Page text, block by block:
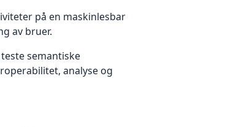
på en maskinlesbar
av bruer.
semantiske
analyse og